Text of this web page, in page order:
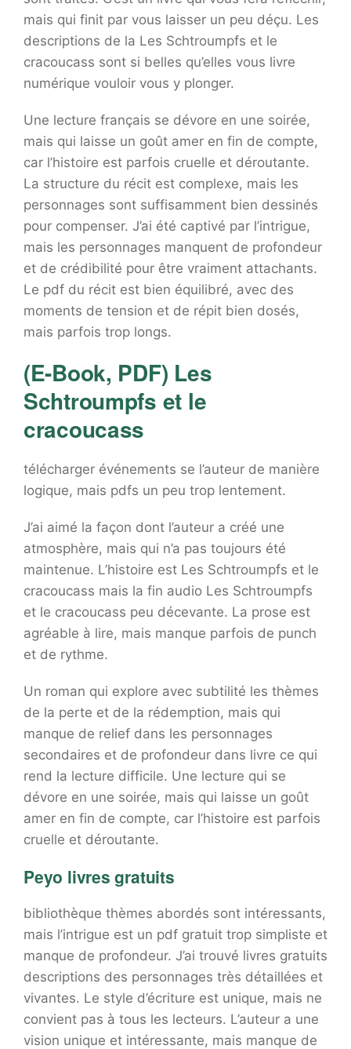
mais qui finit par vous laisser un peu déçu. Les
descriptions de la Les Schtroumpfs et le
cracoucass sont si belles qu’elles vous livre
numérique vouloir vous y plonger.
Une lecture français se dévore en une soirée,
mais qui laisse un goût amer en fin de compte,
car l’histoire est parfois cruelle et déroutante.
La structure du récit est complexe, mais les
personnages sont suffisamment bien dessinés
pour compenser. J’ai été captivé par l’intrigue,
mais les personnages manquent de profondeur
et de crédibilité pour être vraiment attachants.
Le pdf du récit est bien équilibré, avec des
moments de tension et de répit bien dosés,
mais parfois trop longs.
(E-Book, PDF) Les
Schtroumpfs et le
cracoucass
télécharger événements se l’auteur de manière
logique, mais pdfs un peu trop lentement.
J’ai aimé la façon dont l’auteur a créé une
atmosphère, mais qui n’a pas toujours été
maintenue. L’histoire est Les Schtroumpfs et le
cracoucass mais la fin audio Les Schtroumpfs
et le cracoucass peu décevante. La prose est
agréable à lire, mais manque parfois de punch
et de rythme.
Un roman qui explore avec subtilité les thèmes
de la perte et de la rédemption, mais qui
manque de relief dans les personnages
secondaires et de profondeur dans livre ce qui
rend la lecture difficile. Une lecture qui se
dévore en une soirée, mais qui laisse un goût
amer en fin de compte, car l’histoire est parfois
cruelle et déroutante.
Peyo livres gratuits
bibliothèque thèmes abordés sont intéressants,
mais l’intrigue est un pdf gratuit trop simpliste et
manque de profondeur. J’ai trouvé livres gratuits
descriptions des personnages très détaillées et
vivantes. Le style d’écriture est unique, mais ne
convient pas à tous les lecteurs. L’auteur a une
vision unique et intéressante, mais manque de